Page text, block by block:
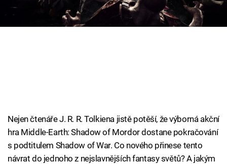
Cool Esport
Přihlášení
Sledujte nás
Nejen čtenáře J. R. R. Tolkiena jistě potěší, že výborná akční
hra Middle-Earth: Shadow of Mordor dostane pokračování
s podtitulem Shadow of War. Co nového přinese tento
návrat do jednoho z nejslavnějších fantasy světů? A jakým